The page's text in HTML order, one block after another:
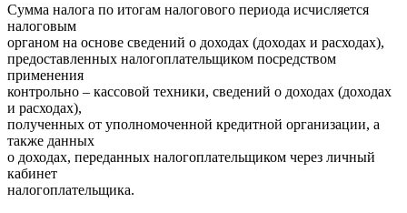
Сумма налога по итогам налогового периода исчисляется
налоговым
органом на основе сведений о доходах (доходах и расходах),
предоставленных налогоплательщиком посредством
применения
контрольно – кассовой техники, сведений о доходах (доходах
и расходах),
полученных от уполномоченной кредитной организации, а
также данных
о доходах, переданных налогоплательщиком через личный
кабинет
налогоплательщика.